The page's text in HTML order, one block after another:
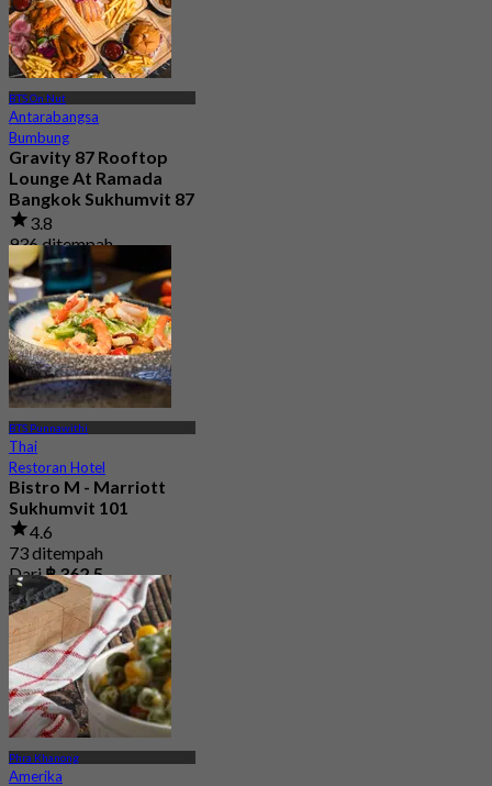
BTS On Nut
Antarabangsa
Bumbung
Gravity 87 Rooftop
Lounge At Ramada
Bangkok Sukhumvit 87
3.8
936 ditempah
Dari฿ 312.5
BTS Punnawithi
Thai
Restoran Hotel
Bistro M - Marriott
Sukhumvit 101
4.6
73 ditempah
Dari฿ 362.5
Phra Khanong
Amerika